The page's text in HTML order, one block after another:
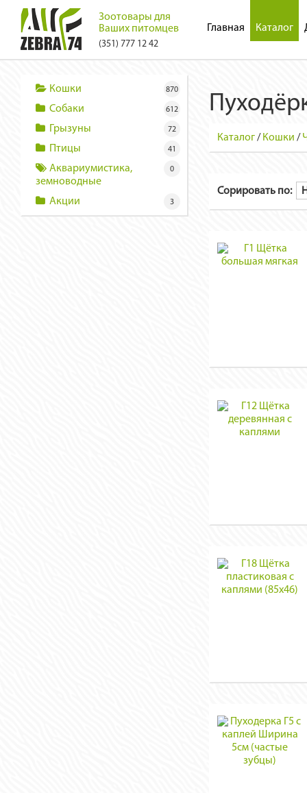
Зоотовары для
Ваших питомцев
(351) 777 12 42
Главная Каталог
Кошки 870
Собаки 612
Грызуны 72
Птицы 41
Аквариумистика,
земноводные
0
Акции 3
Каталог/ Кошки /
Сорировать по: